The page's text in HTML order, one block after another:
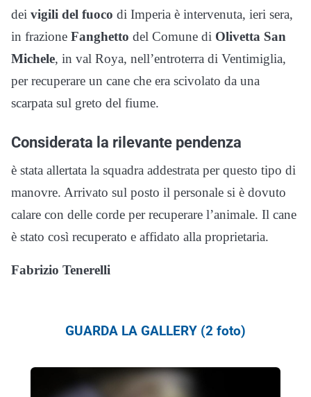
dei vigili del fuoco di Imperia è intervenuta, ieri sera,
in frazione Fanghetto del Comune di Olivetta San
Michele, in val Roya, nell’entroterra di Ventimiglia,
per recuperare un cane che era scivolato da una
scarpata sul greto del fiume.
Considerata la rilevante pendenza
è stata allertata la squadra addestrata per questo tipo di
manovre. Arrivato sul posto il personale si è dovuto
calare con delle corde per recuperare l’animale. Il cane
è stato così recuperato e affidato alla proprietaria.
Fabrizio Tenerelli
GUARDA LA GALLERY (2 foto)